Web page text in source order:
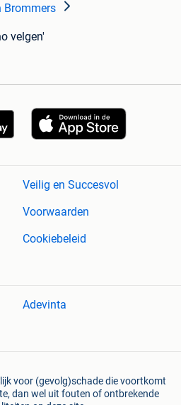
Brommers
velgen'
Veilig en Succesvol
Voorwaarden
Cookiebeleid
Adevinta
voor (gevolg)schade die voortkomt
dan wel uit fouten of ontbrekende